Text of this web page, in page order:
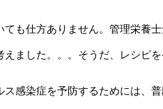
ても仕方ありません。管理栄養
えました。。。そうだ、レシピ
ス感染症を予防するためには、